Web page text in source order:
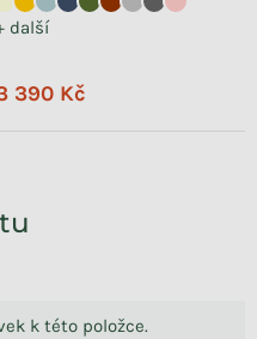
k této položce.
další
390 Kč